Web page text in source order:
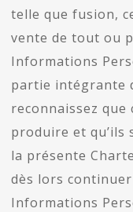
telle que fusion,
vente de tout ou
Informations
partie intégrante
reconnaissez
produire et qu’ils
la présente
dès lors
Informations